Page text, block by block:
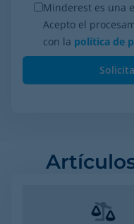
Minderest es una
Acepto el
con la política de